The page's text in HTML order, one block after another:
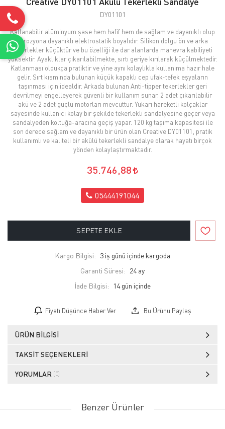
DY01101
Katlanabilir alüminyum şase hem hafif hem de sağlam ve dayanıklı olup
korozyona dayanıklı elektrostatik boyalıdır. Silikon dolgu ön ve arka
tekerlekler küçüktür ve bu özelliği ile dar alanlarda manevra kabiliyeti
yüksektir. Ayaklıklar çıkarılabilmekte, sırtı geriye kırılarak küçülmektedir.
Katlanması oldukça pratiktir ve yine aynı kolaylıkla kullanıma hazır hale
gelir. Sırt kısmında bulunan küçük kapaklı cep ufak-tefek eşyaların
taşınması için idealdir. Arkada bulunan Anti-tipper tekerlekler geri
devrilmeyi engelleyerek güvenli bir kullanım sunar. 2 adet çıkarılabilir
akü ve 2 adet güçlü motorları mevcuttur. Yukarı hareketli kolçaklar
sayesinde kullanıcı kolay bir şekilde tekerlekli sandalyesine geçer veya
sandalyeden koltuğa-aracına geçiş yapar. 120 kg taşıma kapasitesi ile
son derece sağlam ve dayanıklı bir ürün olan Creative DY01101, pratik
kullanımlı ve kaliteli bir akülü tekerlekli sandalye olarak hayatı birçok
yönden kolaylaştırmaktadır.
35.746,88
05444191044
SEPETE EKLE
Kargo Bilgisi: 3 iş günü içinde kargoda
Garanti Süresi: 24 ay
İade Bilgisi:
Fiyatı Düşünce Haber Ver Bu Ürünü Paylaş
ÜRÜN BILGISI
TAKSIT SEÇENEKLERI
YORUMLAR (0)
Benzer Ürünler